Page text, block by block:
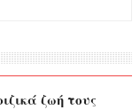
ζωή τους